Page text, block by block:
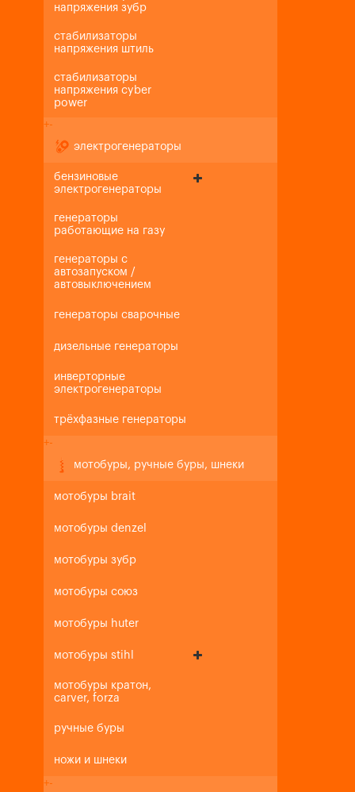
напряжения зубр
стабилизаторы
напряжения штиль
стабилизаторы
напряжения cyber
power
+-
электрогенераторы
бензиновые
электрогенераторы
генераторы
работающие на газу
генераторы с
автозапуском /
автовыключением
генераторы сварочные
дизельные генераторы
инверторные
электрогенераторы
трёхфазные генераторы
+-
мотобуры, ручные буры, шнеки
мотобуры brait
мотобуры denzel
мотобуры зубр
мотобуры союз
мотобуры huter
мотобуры stihl
мотобуры кратон,
carver, forza
ручные буры
ножи и шнеки
+-